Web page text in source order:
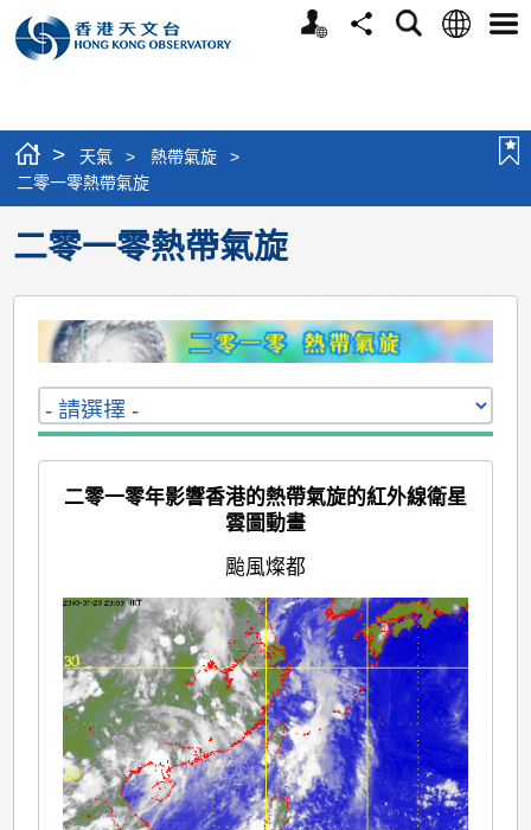
個
分
搜
語
選
> 天氣 > 熱帶氣旋
>
二零一零熱帶氣旋
二零一零熱帶氣旋
二零一零年影響香港的熱帶氣旋的紅外線衛星
雲圖動畫
颱風燦都